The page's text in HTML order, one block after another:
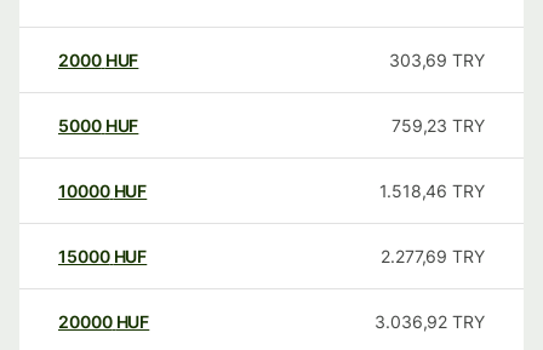
2000 HUF 303,69 TRY
5000 HUF 759,23 TRY
10000 HUF 1.518,46 TRY
15000 HUF 2.277,69 TRY
20000 HUF 3.036,92 TRY